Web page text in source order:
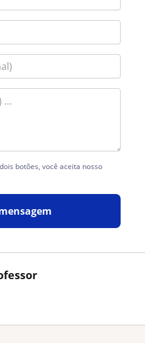
botões, você aceita nosso